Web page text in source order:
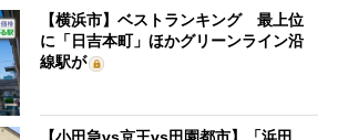
【横浜市】ベストランキング 最上位
に「日吉本町」ほかグリーンライン沿
線駅が
【小田急vs京王vs田園都市】「浜田